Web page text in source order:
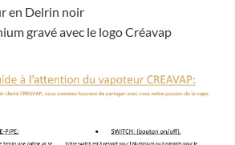
en Delrin noir
gravé avec le logo Créavap